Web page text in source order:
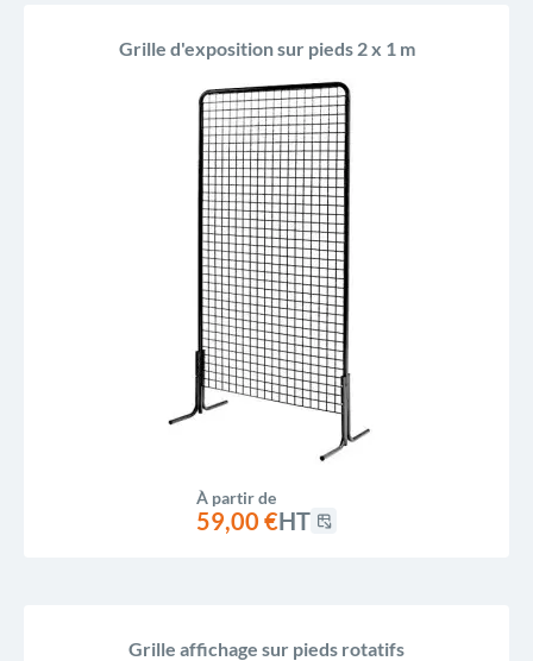
Grille d'exposition sur pieds 2 x 1 m
À partir de
59,00 €HT
Grille affichage sur pieds rotatifs